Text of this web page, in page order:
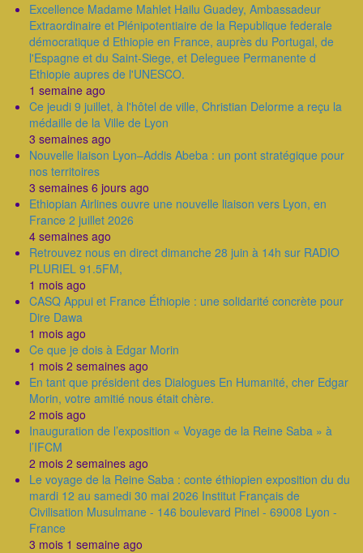
Excellence Madame Mahlet Hailu Guadey, Ambassadeur
Extraordinaire et Plénipotentiaire de la Republique federale
démocratique d Ethiopie en France, auprès du Portugal, de
l'Espagne et du Saint-Siege, et Deleguee Permanente d
Ethiopie aupres de l'UNESCO.
1 semaine ago
Ce jeudi 9 juillet, à l'hôtel de ville, Christian Delorme a reçu la
médaille de la Ville de Lyon
3 semaines ago
Nouvelle liaison Lyon–Addis Abeba : un pont stratégique pour
nos territoires
3 semaines 6 jours ago
Ethiopian Airlines ouvre une nouvelle liaison vers Lyon, en
France 2 juillet 2026
4 semaines ago
Retrouvez nous en direct dimanche 28 juin à 14h sur RADIO
PLURIEL 91.5FM,
1 mois ago
CASQ Appui et France Éthiopie : une solidarité concrète pour
Dire Dawa
1 mois ago
Ce que je dois à Edgar Morin
1 mois 2 semaines ago
En tant que président des Dialogues En Humanité, cher Edgar
Morin, votre amitié nous était chère.
2 mois ago
Inauguration de l’exposition « Voyage de la Reine Saba » à
l’IFCM
2 mois 2 semaines ago
Le voyage de la Reine Saba : conte éthiopien exposition du du
mardi 12 au samedi 30 mai 2026 Institut Français de
Civilisation Musulmane - 146 boulevard Pinel - 69008 Lyon -
France
3 mois 1 semaine ago